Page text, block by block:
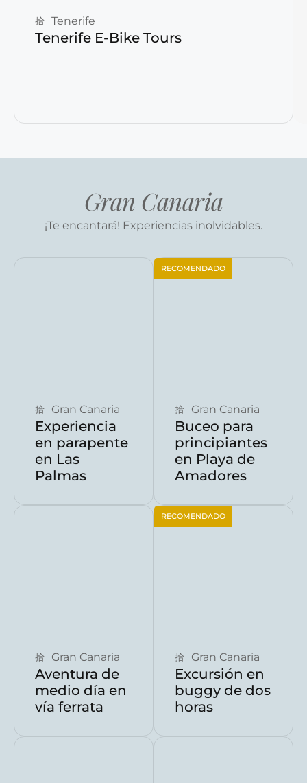
Tenerife
Tenerife E-Bike Tours
Gran Canaria
¡Te encantará! Experiencias inolvidables.
Gran Canaria
Experiencia
en parapente
en Las
Palmas
RECOMENDADO
Gran Canaria
Buceo para
principiantes
en Playa de
Amadores
Gran Canaria
Aventura de
medio día en
vía ferrata
RECOMENDADO
Gran Canaria
Excursión en
buggy de dos
horas